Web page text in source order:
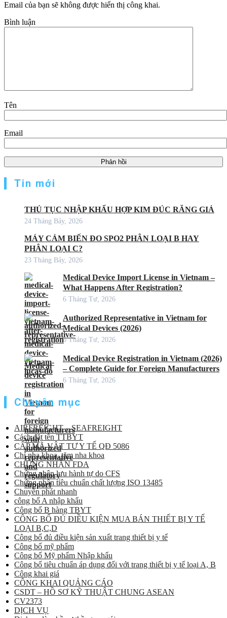
Email của bạn sẽ không được hiển thị công khai.
Bình luận
Tên
Email
Tin mới
THỦ TỤC NHẬP KHẨU HỢP KIM ĐÚC RĂNG GIẢ
24 Tháng Bảy, 2026
MÁY CẢM BIẾN ĐO SPO2 PHÂN LOẠI B HAY
PHÂN LOẠI C?
23 Tháng Bảy, 2026
Medical Device Import License in Vietnam –
What Happens After Registration?
6 Tháng Tư, 2026
Authorized Representative in Vietnam for
Medical Devices (2026)
6 Tháng Tư, 2026
Medical Device Registration in Vietnam (2026)
– Complete Guide for Foreign Manufacturers
6 Tháng Tư, 2026
Chuyên mục
AIRFREIGHT – SEAFREIGHT
Cách đặt tên TTBYT
CẤP MÃ VẬT TƯ Y TẾ QĐ 5086
Chỉ nha khoa, tăm nha khoa
CHỨNG NHẬN FDA
Chứng nhận lưu hành tự do CFS
Chứng nhận tiêu chuẩn chất lượng ISO 13485
Chuyển phát nhanh
công bố A nhập khẩu
Công bố B hàng TBYT
CÔNG BỐ ĐỦ ĐIỀU KIỆN MUA BÁN THIẾT BỊ Y TẾ
LOẠI B,C,D
Công bố đủ điều kiện sản xuất trang thiết bị y tế
Công bố mỹ phẩm
Công bố Mỹ phẩm Nhập khẩu
Công bố tiêu chuẩn áp dụng đối với trang thiết bị y tế loại A, B
Công khai giá
CÔNG KHAI QUẢNG CÁO
CSDT – HỒ SƠ KỸ THUẬT CHUNG ASEAN
CV2373
DỊCH VỤ